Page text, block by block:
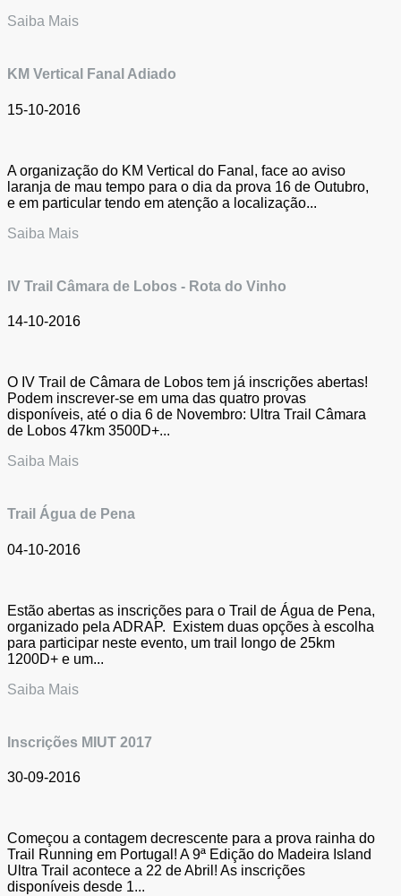
Saiba Mais
KM Vertical Fanal Adiado
15-10-2016
A organização do KM Vertical do Fanal, face ao aviso
laranja de mau tempo para o dia da prova 16 de Outubro,
e em particular tendo em atenção a localização...
Saiba Mais
IV Trail Câmara de Lobos - Rota do Vinho
14-10-2016
O IV Trail de Câmara de Lobos tem já inscrições abertas!
Podem inscrever-se em uma das quatro provas
disponíveis, até o dia 6 de Novembro: Ultra Trail Câmara
de Lobos 47km 3500D+...
Saiba Mais
Trail Água de Pena
04-10-2016
Estão abertas as inscrições para o Trail de Água de Pena,
organizado pela ADRAP. Existem duas opções à escolha
para participar neste evento, um trail longo de 25km
1200D+ e um...
Saiba Mais
Inscrições MIUT 2017
30-09-2016
Começou a contagem decrescente para a prova rainha do
Trail Running em Portugal! A 9ª Edição do Madeira Island
Ultra Trail acontece a 22 de Abril! As inscrições
disponíveis desde 1...